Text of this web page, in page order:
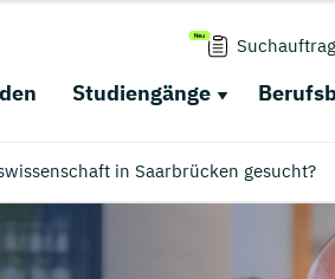
Suchauftrag
Studiengänge
in Saarbrücken gesucht?